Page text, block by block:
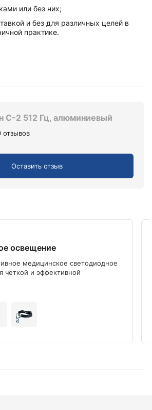
или без них;
и без для различных целей в
практике.
C-2 512 Гц, алюминиевый
отзывов
Оставить отзыв
освещение
медицинское светодиодное
четкой и эффективной